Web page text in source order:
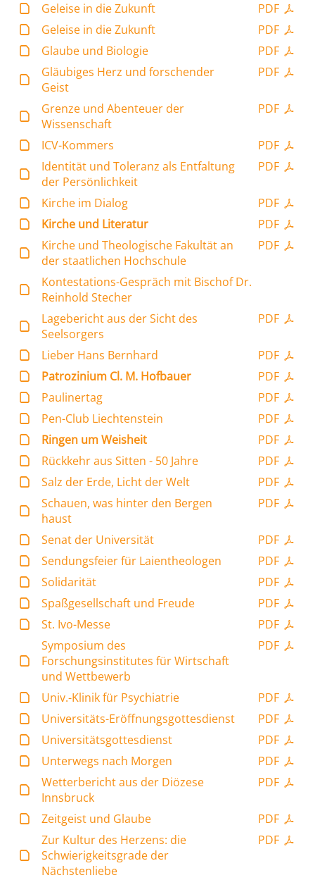
PDF
Geleise in die Zukunft
PDF
Geleise in die Zukunft
PDF
Glaube und Biologie
PDF
Gläubiges Herz und forschender
Geist
PDF
Grenze und Abenteuer der
Wissenschaft
PDF
ICV-Kommers
PDF
Identität und Toleranz als Entfaltung
der Persönlichkeit
PDF
Kirche im Dialog
PDF
Kirche und Literatur
PDF
Kirche und Theologische Fakultät an
der staatlichen Hochschule
Kontestations-Gespräch mit Bischof Dr.
Reinhold Stecher
PDF
Lagebericht aus der Sicht des
Seelsorgers
PDF
Lieber Hans Bernhard
PDF
Patrozinium Cl. M. Hofbauer
PDF
Paulinertag
PDF
Pen-Club Liechtenstein
PDF
Ringen um Weisheit
PDF
Rückkehr aus Sitten - 50 Jahre
PDF
Salz der Erde, Licht der Welt
PDF
Schauen, was hinter den Bergen
haust
PDF
Senat der Universität
PDF
Sendungsfeier für Laientheologen
PDF
Solidarität
PDF
Spaßgesellschaft und Freude
PDF
St. Ivo-Messe
PDF
Symposium des
Forschungsinstitutes für Wirtschaft
und Wettbewerb
PDF
Univ.-Klinik für Psychiatrie
PDF
Universitäts-Eröffnungsgottesdienst
PDF
Universitätsgottesdienst
PDF
Unterwegs nach Morgen
PDF
Wetterbericht aus der Diözese
Innsbruck
PDF
Zeitgeist und Glaube
PDF
Zur Kultur des Herzens: die
Schwierigkeitsgrade der
Nächstenliebe